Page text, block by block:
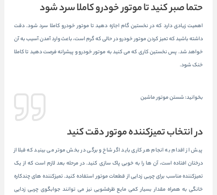
حتما صبر کنید تا موتور خودرو کاملا سرد شود
اهمیت زیادی دارد که در نخستین گام اجازه دهید تا موتور خودرو کاملا سرد شود. دقت
داشته باشید که تمیز کردن موتور خودرو در حالی که گرم است، باعث وارد آمدن آسیب به آن
خواهد شد. پس نخستین کاری که می کنید به موتور خودرو و پیشرانه فرصت دهید تا کاملا
خنک شود.
بخوانید:شستن موتور ماشین
در انتخاب تمیزکننده موتور دقت کنید
پیش از اقدام به انجام هر کاری باید اگر شاخ و برگی در بخش موتر می بینید که قبلا از
درختان افتاده است، آن ها را به خوبی پاک سازی کنید. در مرحله بعد لازم است که از یک
تمیزکننده مناسب برای چربی زدایی از قطعات موتور استفاده کنید. تمیزکننده های چندکاره
خانگی به همراه مقدار بسیار کمی مایع ظرفشویی نیز می توانند جوابگوی چربی زدایی